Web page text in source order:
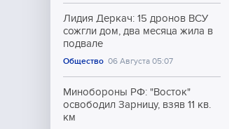
Лидия Деркач: 15 дронов ВСУ
сожгли дом, два месяца жила в
подвале
Общество 06 Августа 05:07
Минобороны РФ: "Восток"
освободил Зарницу, взяв 11 кв.
км